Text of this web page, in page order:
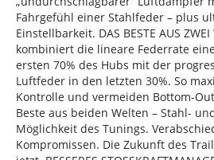
Fahrgefühl einer Stahlfeder – plus
Einstellbarkeit. DAS BESTE AUS ZWEI
kombiniert die lineare Federrate
ersten 70% des Hubs mit der
Luftfeder in den letzten 30%. So
Kontrolle und vermeiden Bottom-
Beste aus beiden Welten – Stahl-
Möglichkeit des Tunings.
Kompromissen. Die Zukunft des